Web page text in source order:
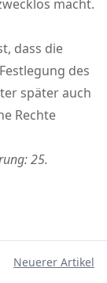
macht.
dass die
des
später auch
Rechte
25.
Neuerer Artikel